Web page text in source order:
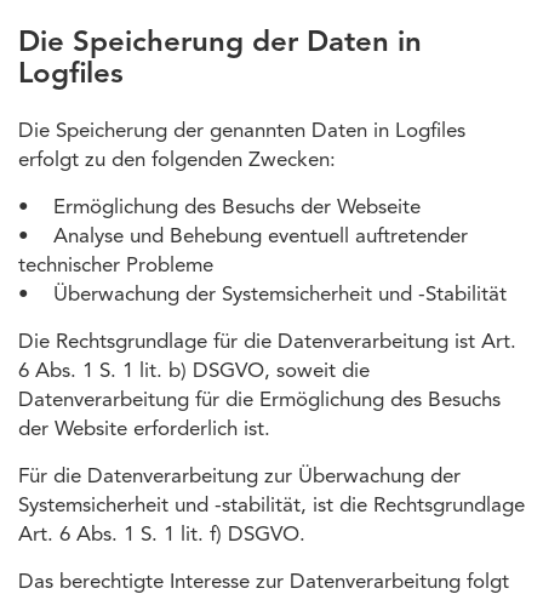
Die Speicherung der Daten in
Logfiles
Die Speicherung der genannten Daten in Logfiles
erfolgt zu den folgenden Zwecken:
• Ermöglichung des Besuchs der Webseite
• Analyse und Behebung eventuell auftretender
technischer Probleme
• Überwachung der Systemsicherheit und -Stabilität
Die Rechtsgrundlage für die Datenverarbeitung ist Art.
6 Abs. 1 S. 1 lit. b) DSGVO, soweit die
Datenverarbeitung für die Ermöglichung des Besuchs
der Website erforderlich ist.
Für die Datenverarbeitung zur Überwachung der
Systemsicherheit und -stabilität, ist die Rechtsgrundlage
Art. 6 Abs. 1 S. 1 lit. f) DSGVO.
Das berechtigte Interesse zur Datenverarbeitung folgt